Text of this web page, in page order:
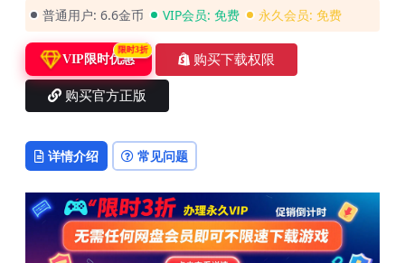
普通用户: 6.6金币 VIP会员: 免费 永久会员: 免费
VIP限时优惠
限时3折
购买下载权限
购买官方正版
详情介绍 常见问题